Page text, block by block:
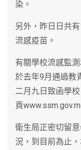
染。
另外，昨日日共
流感疫苗。
有關學校流感監
於去年9月通過教
二月九日致函學
頁
衛生局正密切留
況，到目前為止